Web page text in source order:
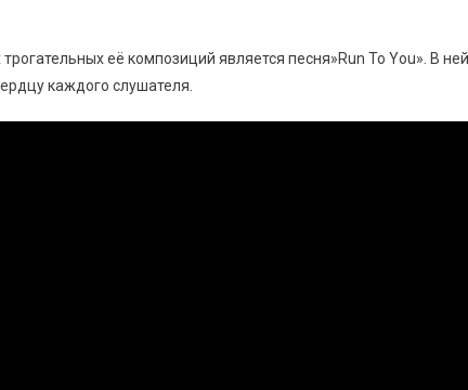
её композиций является песня»Run To You». В
каждого слушателя.